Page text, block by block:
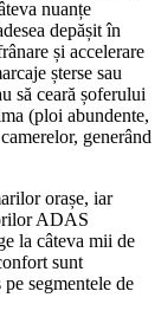
nuanțe
depășit în
și accelerare
șterse sau
să ceară șoferului
(ploi abundente,
generând
orașe, iar
ADAS
la câteva mii de
sunt
segmentele de